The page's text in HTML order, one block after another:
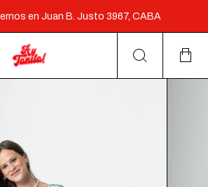
en Juan B. Justo 3967, CABA
a partir de $60.000 y 6 cuotas a partir
de $160.000